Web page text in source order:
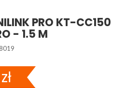
PRO KT-
- 1.5 M